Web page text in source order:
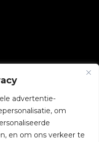
advertentie-
om
en om ons verkeer te